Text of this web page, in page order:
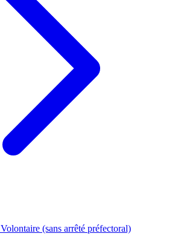
Volontaire (sans arrêté préfectoral)